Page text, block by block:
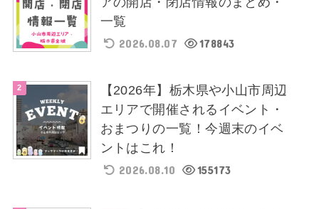
一覧
2026.08.07 178843
【2026年】栃木県や小山市周辺
エリアで開催されるイベント・
おまつりの一覧！今週末のイベ
ントはこれ！
2026.08.10 155173